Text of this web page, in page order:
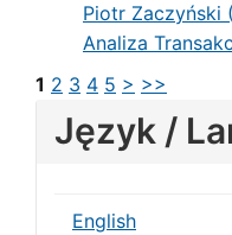
Piotr Zaczyński
Analiza
1 2 3 4 5 > >>
Język /
English